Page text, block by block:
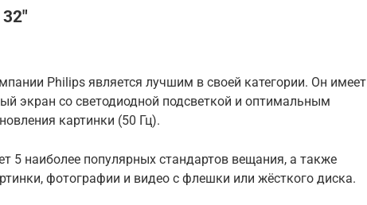
Philips является лучшим в своей категории. Он имеет
экран со светодиодной подсветкой и оптимальным
картинки (50 Гц).
5 наиболее популярных стандартов вещания, а также
фотографии и видео с флешки или жёсткого диска.